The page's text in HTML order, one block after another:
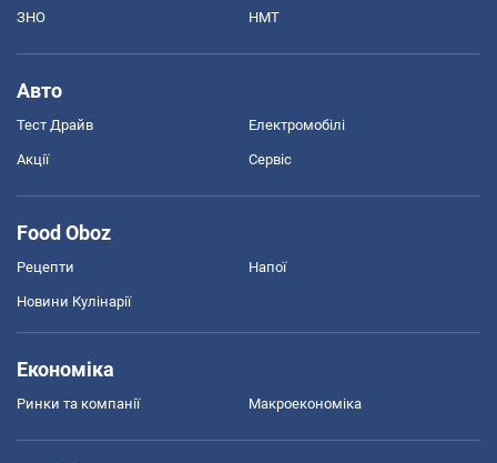
ЗНО НМТ
Авто
Тест Драйв Електромобілі
Акції Сервіс
Food Oboz
Рецепти Напої
Новини Кулінарії
Економіка
Ринки та компанії Макроекономіка